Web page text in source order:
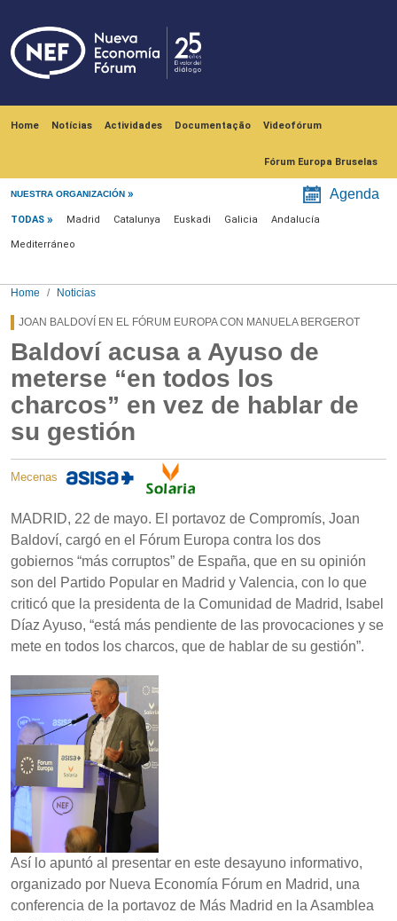
Home Notícias Actividades Documentação Videofórum
Fórum Europa Bruselas
NUESTRA ORGANIZACIÓN Agenda
Menú noticias
TODAS Madrid Catalunya Euskadi Galicia Andalucía
Mediterráneo
Home Noticias
JOAN BALDOVÍ EN EL FÓRUM EUROPA CON MANUELA BERGEROT
Baldoví acusa a Ayuso de
meterse “en todos los
charcos” en vez de hablar de
su gestión
Mecenas
MADRID, 22 de mayo. El portavoz de Compromís, Joan
Baldoví, cargó en el Fórum Europa contra los dos
gobiernos “más corruptos” de España, que en su opinión
son del Partido Popular en Madrid y Valencia, con lo que
criticó que la presidenta de la Comunidad de Madrid, Isabel
Díaz Ayuso, “está más pendiente de las provocaciones y se
mete en todos los charcos, que de hablar de su gestión”.
Así lo apuntó al presentar en este desayuno informativo,
organizado por Nueva Economía Fórum en Madrid, una
conferencia de la portavoz de Más Madrid en la Asamblea